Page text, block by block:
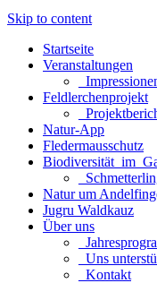
Skip to content
Startseite
Veranstaltungen
Feldlerchenprojekt
Natur-App
Fledermausschutz
Natur um
Jugru Waldkauz
Über uns
_Uns
_Kontakt